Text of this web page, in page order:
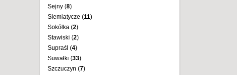
Sejny (8)
Siemiatycze (11)
Sokółka (2)
Stawiski (2)
Supraśl (4)
Suwałki (33)
Szczuczyn (7)